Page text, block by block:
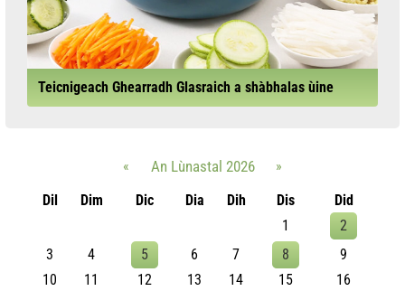
Teicnigeach Ghearradh Glasraich a shàbhalas ùine
« An Lùnastal 2026
»
Dil
Dim Dic Dia Dih Dis
Did
1
2
3
4 5 6 7 8
9
10
11 12 13 14 15
16